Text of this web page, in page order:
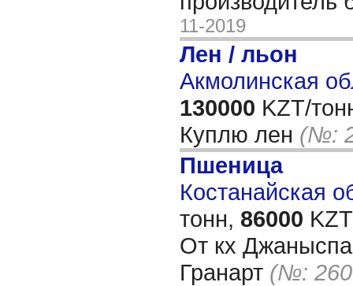
11-2019
Лен / льон
Акмолинская
130000 KZT/
Куплю лен (№:
Пшеница
Костанайская
тонн, 86000
От кх
Гранарт (№: